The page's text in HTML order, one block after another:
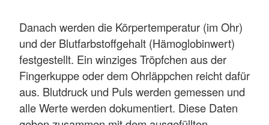
Danach werden die Körpertemperatur (im Ohr)
und der Blutfarbstoffgehalt (Hämoglobinwert)
festgestellt. Ein winziges Tröpfchen aus der
Fingerkuppe oder dem Ohrläppchen reicht dafür
aus. Blutdruck und Puls werden gemessen und
alle Werte werden dokumentiert. Diese Daten